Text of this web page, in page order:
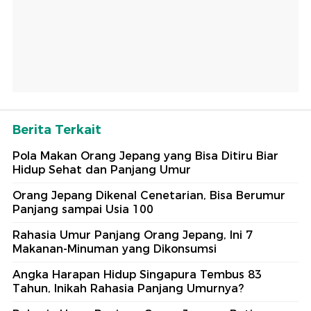
Berita Terkait
Pola Makan Orang Jepang yang Bisa Ditiru Biar
Hidup Sehat dan Panjang Umur
Orang Jepang Dikenal Cenetarian, Bisa Berumur
Panjang sampai Usia 100
Rahasia Umur Panjang Orang Jepang, Ini 7
Makanan-Minuman yang Dikonsumsi
Angka Harapan Hidup Singapura Tembus 83
Tahun, Inikah Rahasia Panjang Umurnya?